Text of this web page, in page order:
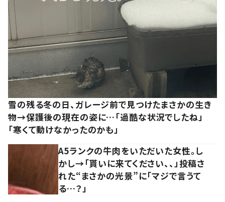
雪の残る冬の日、ガレージ前で見つけたまさかの生き
物→保護後の現在の姿に…「過酷な状況でしたね」
「寒くて動けなかったのかも」
A5ランクの牛肉をいただいた女性。し
かし→「貰いに来てください、、」投稿さ
れた“まさかの光景”に「マジで言うて
る…？」